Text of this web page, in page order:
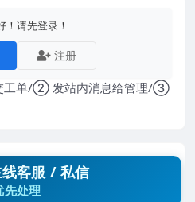
！请先登录！
注册
工单/② 发站内消息给管理/③
客服 / 私信
先处理